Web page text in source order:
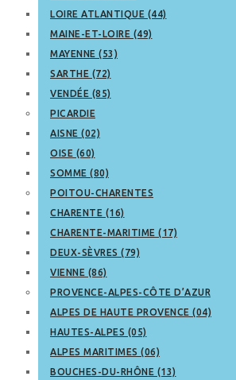
LOIRE ATLANTIQUE (44)
MAINE-ET-LOIRE (49)
MAYENNE (53)
SARTHE (72)
VENDÉE (85)
PICARDIE
AISNE (02)
OISE (60)
SOMME (80)
POITOU-CHARENTES
CHARENTE (16)
CHARENTE-MARITIME (17)
DEUX-SÈVRES (79)
VIENNE (86)
PROVENCE-ALPES-CÔTE D’AZUR
ALPES DE HAUTE PROVENCE (04)
HAUTES-ALPES (05)
ALPES MARITIMES (06)
BOUCHES-DU-RHÔNE (13)